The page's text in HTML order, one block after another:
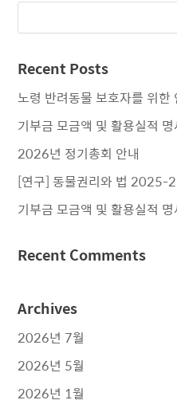
Recent Posts
노령 반려동물 보호자를 위한
기부금 모금액 및 활용실적
2026년 정기총회 안내
[연구] 동물권리와 법 2025-2
기부금 모금액 및 활용실적
Recent Comments
Archives
2026년 7월
2026년 5월
2026년 1월